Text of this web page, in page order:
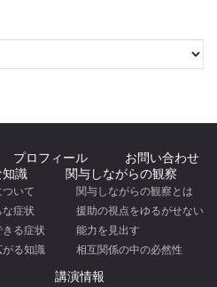
プロフィール
お問い合わせ
識
いて
症状
る症状
る知識
関与しながらの観察
関与しながらの観察とは
援助の視点をゆるがせない
能力を見出す
相互関係の中の必然性
講演情報